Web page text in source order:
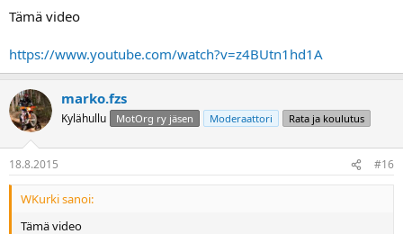
Tämä video
https://www.youtube.com/watch?v=z4BUtn1hd1A
marko.fzs
Kylähullu MotOrg ry jäsen Moderaattori Rata ja koulutus
18.8.2015 #16
WKurki sanoi:
Tämä video